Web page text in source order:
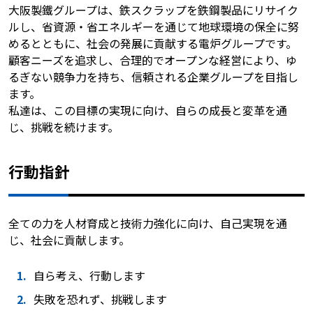
大阪製鐵グループは、鉄スクラップを鉄鋼製品にリサイク
ルし、省資源・省エネルギーを通じて地球環境の保全に努
めるとともに、社会の発展に貢献する電炉グループです。
顧客ニーズを追求し、合理的でオープンな経営により、ゆ
るぎない競争力を持ち、信頼される企業グループを目指し
ます。
私達は、この目標の実現に向け、自らの成長と変革を通
じ、挑戦を続けます。
行動指針
全ての力を人材育成と技術力強化に向け、自己実現を通
じ、社会に貢献します。
自ら考え、行動します
失敗を恐れず、挑戦します